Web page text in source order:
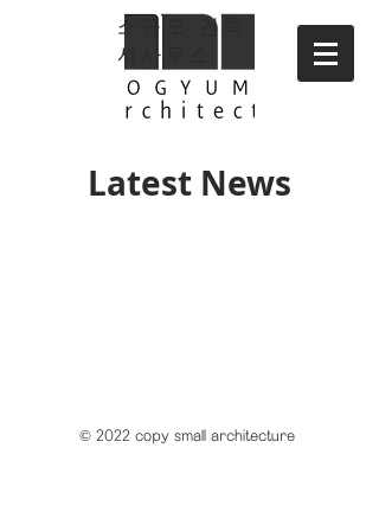
소규모 건축
사사무소
Latest News
© 2022 copy small architecture